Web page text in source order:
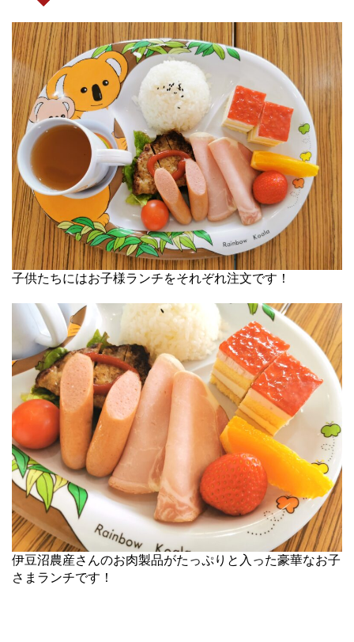
子供たちにはお子様ランチをそれぞれ注文です！
伊豆沼農産さんのお肉製品がたっぷりと入った豪華なお子
さまランチです！